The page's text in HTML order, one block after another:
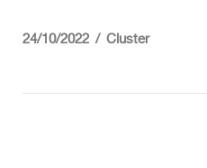
24/10/2022 Cluster